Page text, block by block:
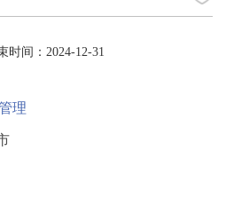
时间：2024-12-31
理